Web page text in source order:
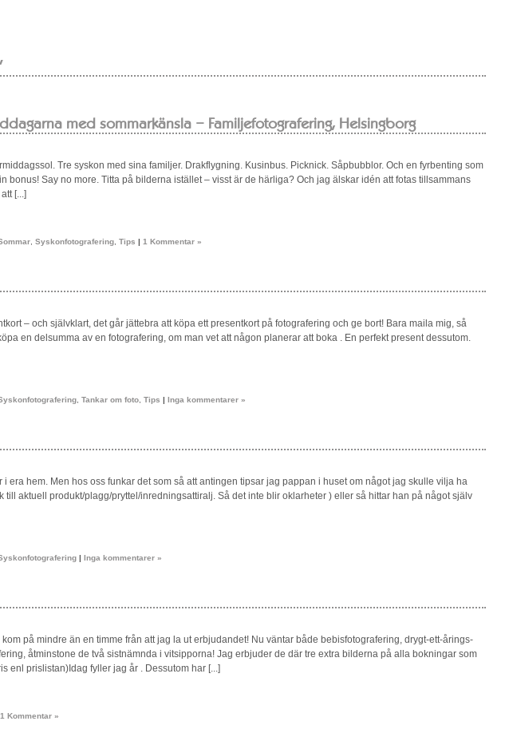
med sommarkänsla – Familjefotografering, Helsingborg
Tre syskon med sina familjer. Drakflygning. Kusinbus. Picknick. Såpbubblor. Och en fyrbenting som
bonus! Say no more. Titta på bilderna istället – visst är de härliga? Och jag älskar idén att fotas tillsammans
[...]
Syskonfotografering Tips | 1 Kommentar »
– och självklart, det går jättebra att köpa ett presentkort på fotografering och ge bort! Bara maila mig, så
en delsumma av en fotografering, om man vet att någon planerar att boka . En perfekt present dessutom.
Tankar om foto Tips | Inga kommentarer »
i era hem. Men hos oss funkar det som så att antingen tipsar jag pappan i huset om något jag skulle vilja ha
till aktuell produkt/plagg/pryttel/inredningsattiralj. Så det inte blir oklarheter ) eller så hittar han på något själv
| Inga kommentarer »
på mindre än en timme från att jag la ut erbjudandet! Nu väntar både bebisfotografering, drygt-ett-årings-
åtminstone de två sistnämnda i vitsipporna! Jag erbjuder de där tre extra bilderna på alla bokningar som
enl prislistan)Idag fyller jag år . Dessutom har [...]
1 Kommentar »